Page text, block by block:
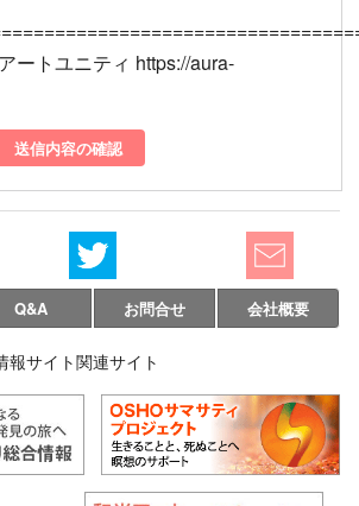
ートユニティ https://aura-
送信内容の確認
Q&A お問合せ 会社概要
報サイト関連サイト